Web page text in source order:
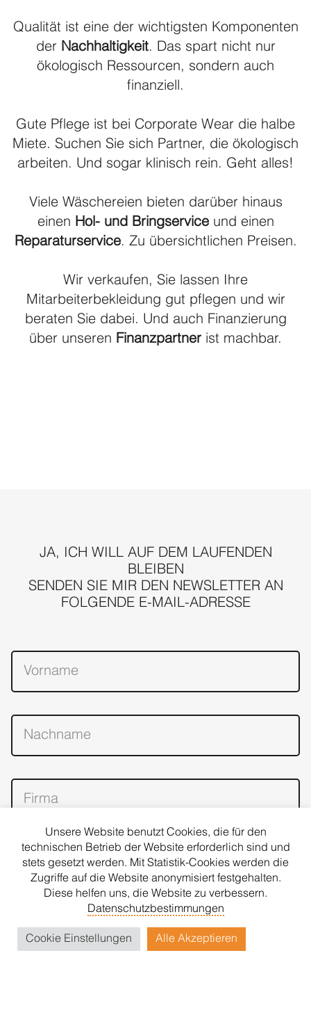
Qualität ist eine der wichtigsten Komponenten
der Nachhaltigkeit. Das spart nicht nur
ökologisch Ressourcen, sondern auch
finanziell.
Gute Pflege ist bei Corporate Wear die halbe
Miete. Suchen Sie sich Partner, die ökologisch
arbeiten. Und sogar klinisch rein. Geht alles!
Viele Wäschereien bieten darüber hinaus
einen Hol- und Bringserviceund einen
Reparaturservice. Zu übersichtlichen Preisen.
Wir verkaufen, Sie lassen Ihre
Mitarbeiterbekleidung gut pflegen und wir
beraten Sie dabei. Und auch Finanzierung
über unseren Finanzpartner ist machbar.
JA, ICH WILL AUF DEM LAUFENDEN
BLEIBEN
SENDEN SIE MIR DEN NEWSLETTER AN
FOLGENDE E-MAIL-ADRESSE
ANMELDEN
Unsere Website benutzt Cookies, die für den
technischen Betrieb der Website erforderlich sind und
stets gesetzt werden. Mit Statistik-Cookies werden die
Zugriffe auf die Website anonymisiert festgehalten.
Diese helfen uns, die Website zu verbessern.
Datenschutzbestimmungen
Cookie Einstellungen Alle Akzeptieren